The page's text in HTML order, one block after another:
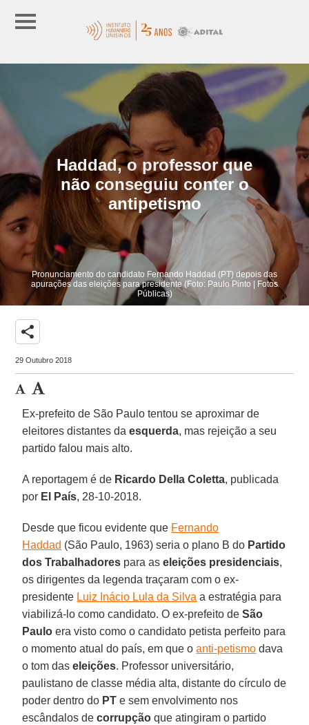
Haddad, o professor que
não conseguiu conter o
antipetismo
Pronunciamento do candidato Fernando Haddad (PT) depois das
apurações das eleições para presidente (Foto: Paulo Pinto | Fotos
Públicas)
share
29 Outubro 2018
Ex-prefeito de São Paulo tentou se aproximar de
eleitores distantes daesquerda, mas rejeição a seu
partido falou mais alto.
A reportagem é de Ricardo Della Coletta, publicada
por El País, 28-10-2018.
Desde que ficou evidente que Fernando
Haddad (São Paulo, 1963) seria o plano B do Partido
dos Trabalhadores para aseleições presidenciais,
os dirigentes da legenda traçaram com o ex-
presidente Luiz Inácio Lula da Silva a estratégia para
viabilizá-lo como candidato. O ex-prefeito deSão
Paulo era visto como o candidato petista perfeito para
o momento atual do país, em que oanti-petismo dava
o tom daseleições. Professor universitário,
paulistano de classe média alta, distante do círculo de
poder dentro do PT e sem envolvimento nos
escândalos decorrupção que atingiram o partido